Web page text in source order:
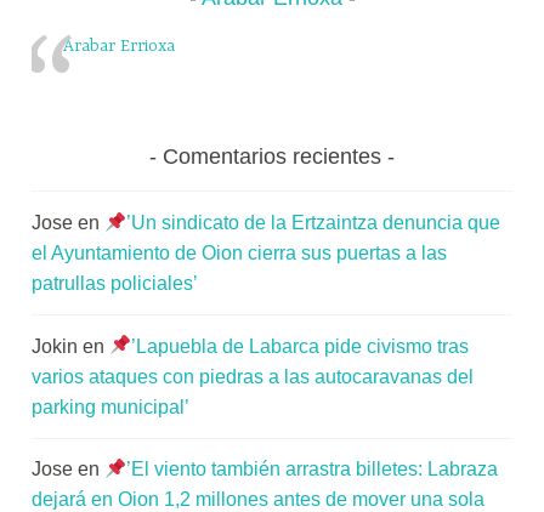
Arabar Errioxa
Comentarios recientes
Jose en
’Un sindicato de la Ertzaintza denuncia que
el Ayuntamiento de Oion cierra sus puertas a las
patrullas policiales’
Jokin en
’Lapuebla de Labarca pide civismo tras
varios ataques con piedras a las autocaravanas del
parking municipal’
Jose en
’El viento también arrastra billetes: Labraza
dejará en Oion 1,2 millones antes de mover una sola